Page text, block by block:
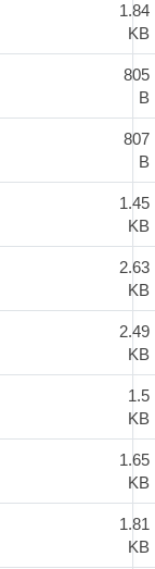
1.84
KB
805
B
807
B
1.45
KB
2.63
KB
2.49
KB
1.5
KB
1.65
KB
1.81
KB